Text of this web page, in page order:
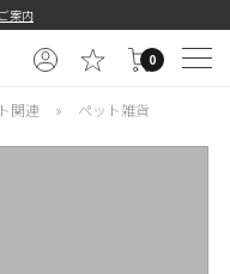
案内
0
関連 » ペット雑貨